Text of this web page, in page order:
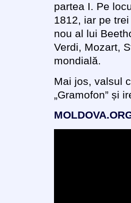
partea I. Pe
1812, iar pe
nou al lui
Verdi, Mozart,
mondială.
Mai jos, valsul
„Gramofon” și